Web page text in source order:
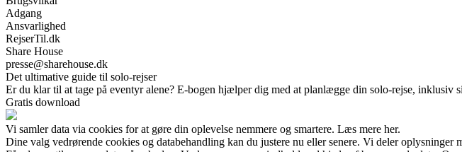
Adgang
Ansvarlighed
RejserTil.dk
Share House
presse@sharehouse.dk
Det ultimative guide til solo-rejser
Er du klar til at tage på eventyr alene? E-bogen hjælper dig med at planlægge din solo-rejse, inklusiv
Gratis download
Vi samler data via cookies for at gøre din oplevelse nemmere og smartere. Læs mere her.
Dine valg vedrørende cookies og databehandling kan du justere nu eller senere. Vi deler oplysninger